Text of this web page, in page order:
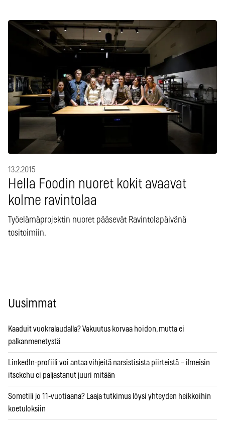
13.2.2015
Hella Foodin nuoret kokit avaavat
kolme ravintolaa
Työelämäprojektin nuoret pääsevät Ravintolapäivänä
tositoimiin.
Uusimmat
Kaaduit vuokralaudalla? Vakuutus korvaa hoidon, mutta ei
palkanmenetystä
LinkedIn-profiili voi antaa vihjeitä narsistisista piirteistä – ilmeisin
itsekehu ei paljastanut juuri mitään
Sometili jo 11-vuotiaana? Laaja tutkimus löysi yhteyden heikkoihin
koetuloksiin